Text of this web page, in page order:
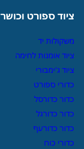
ציוד ספורט וכושר
משקולות יד
ציוד אומנות לחימה
ציוד ג'ימבורי
כדורי ספורט
כדור כדורסל
כדור כדורגל
כדור כדורעף
כדורי כוח